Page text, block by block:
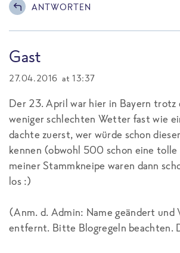
ANTWORTEN
Gast
27.04.2016 at 13:37
Der 23. April war hier in Bayern trotz
weniger schlechten Wetter fast wie
dachte zuerst, wer würde schon
kennen (obwohl 500 schon eine
meiner Stammkneipe waren dann
los :)
(Anm. d. Admin: Name geändert und
entfernt. Bitte Blogregeln beachten.